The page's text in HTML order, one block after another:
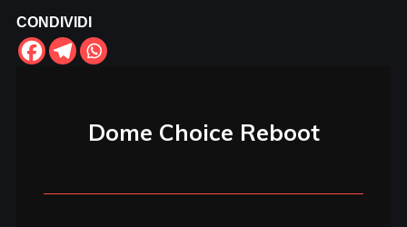
CONDIVIDI
Dome Choice Reboot